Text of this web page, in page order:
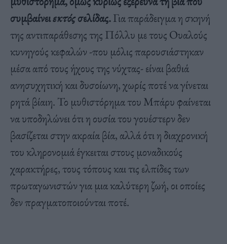
συμβαίνειεκτόςσελίδας.Για παράδειγμα η σκηνή
της αντιπαράθεσης της Πόλλυ με τους Ουαλούς
κυνηγούς κεφαλών -που μόλις παρουσιάστηκαν
μέσα από τους ήχους της νύχτας- είναι βαθιά
ανησυχητική και δυσοίωνη, χωρίς ποτέ να γίνεται
ρητά βίαιη. Το μυθιστόρημα του Μπάρυ φαίνεται
να υποδηλώνει ότι η ουσία του γουέστερν δεν
βασίζεται στην ακραία βία, αλλά ότι η διαχρονική
του κληρονομιά έγκειται στους μοναδικούς
χαρακτήρες, τους τόπους και τις ελπίδες των
πρωταγωνιστών για μια καλύτερη ζωή, οι οποίες
δεν πραγματοποιούνται ποτέ.